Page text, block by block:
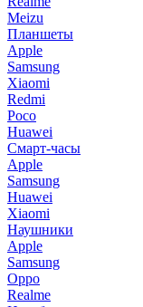
Meizu
Планшеты
Apple
Samsung
Xiaomi
Redmi
Poco
Huawei
Смарт-часы
Apple
Samsung
Huawei
Xiaomi
Наушники
Apple
Samsung
Oppo
Realme